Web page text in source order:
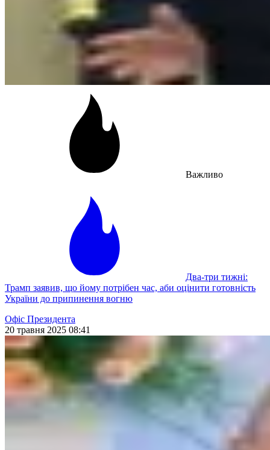
Важливо
Два-три тижні:
Трамп заявив, що йому потрібен час, аби оцінити готовність
України до припинення вогню
Офіс Президента
20 травня 2025 08:41